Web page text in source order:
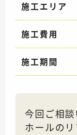
施工エリア
施工費用
施工期間
今回ご相
ホールの